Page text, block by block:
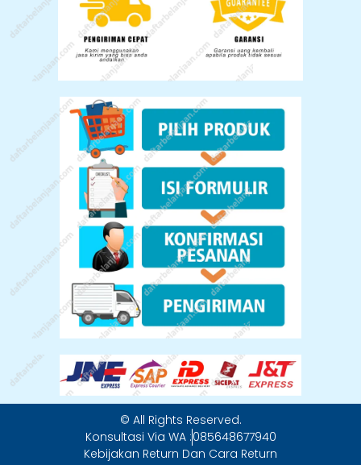
© All Rights Reserved.
Konsultasi Via WA :085648677940
Kebijakan Return Dan Cara Return